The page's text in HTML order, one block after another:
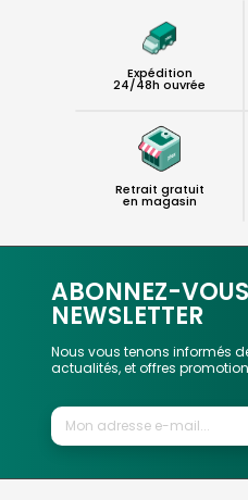
Expédition
24/48h ouvrée
Retrait gratuit
en magasin
ABONNEZ-
NEWSLETTER
Nous vous tenons informés
actualités, et offres